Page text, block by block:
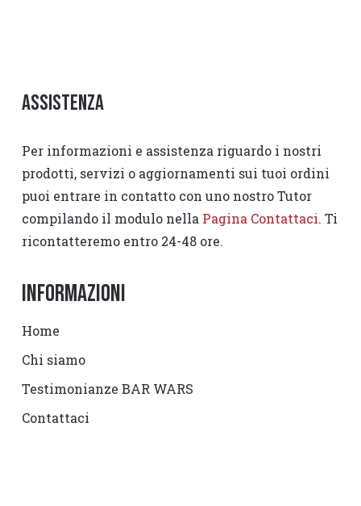
Assistenza
Per informazioni e assistenza riguardo i nostri
prodotti, servizi o aggiornamenti sui tuoi ordini
puoi entrare in contatto con uno nostro Tutor
compilando il modulo nella Pagina Contattaci. Ti
ricontatteremo entro 24-48 ore.
Informazioni
Home
Chi siamo
Testimonianze BAR WARS
Contattaci